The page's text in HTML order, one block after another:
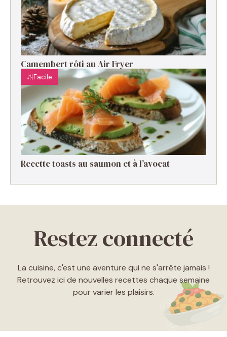
Camembert rôti au Air Fryer
Facile
Recette toasts au saumon et à l’avocat
Restez connecté
La cuisine, c'est une aventure qui ne s'arrête jamais !
Retrouvez ici de nouvelles recettes chaque semaine
pour varier les plaisirs.